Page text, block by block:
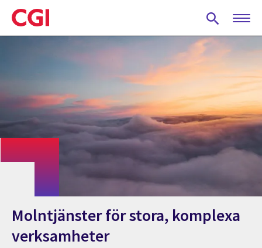
Skip
to
main
Molntjänster för stora, komplexa
verksamheter